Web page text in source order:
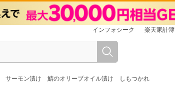
インフォシーク 楽天家計簿
サーモン漬け 鯖のオリーブオイル漬け しもつかれ